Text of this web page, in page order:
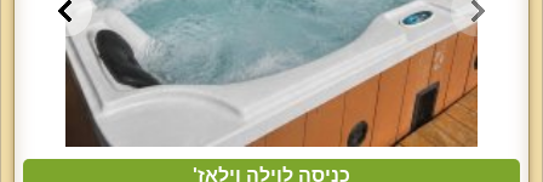
כניסה לוילה וילאז'